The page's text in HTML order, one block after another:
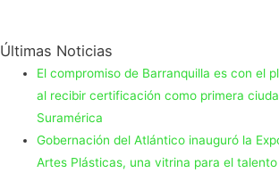
Últimas Noticias
El compromiso de Barranquilla es con el
al recibir certificación como primera
Suramérica
Gobernación del Atlántico inauguró la
Artes Plásticas, una vitrina para el